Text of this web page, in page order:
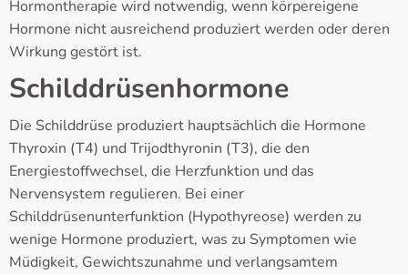
Hormontherapie wird notwendig, wenn körpereigene
Hormone nicht ausreichend produziert werden oder deren
Wirkung gestört ist.
Schilddrüsenhormone
Die Schilddrüse produziert hauptsächlich die Hormone
Thyroxin (T4) und Trijodthyronin (T3), die den
Energiestoffwechsel, die Herzfunktion und das
Nervensystem regulieren. Bei einer
Schilddrüsenunterfunktion (Hypothyreose) werden zu
wenige Hormone produziert, was zu Symptomen wie
Müdigkeit, Gewichtszunahme und verlangsamtem